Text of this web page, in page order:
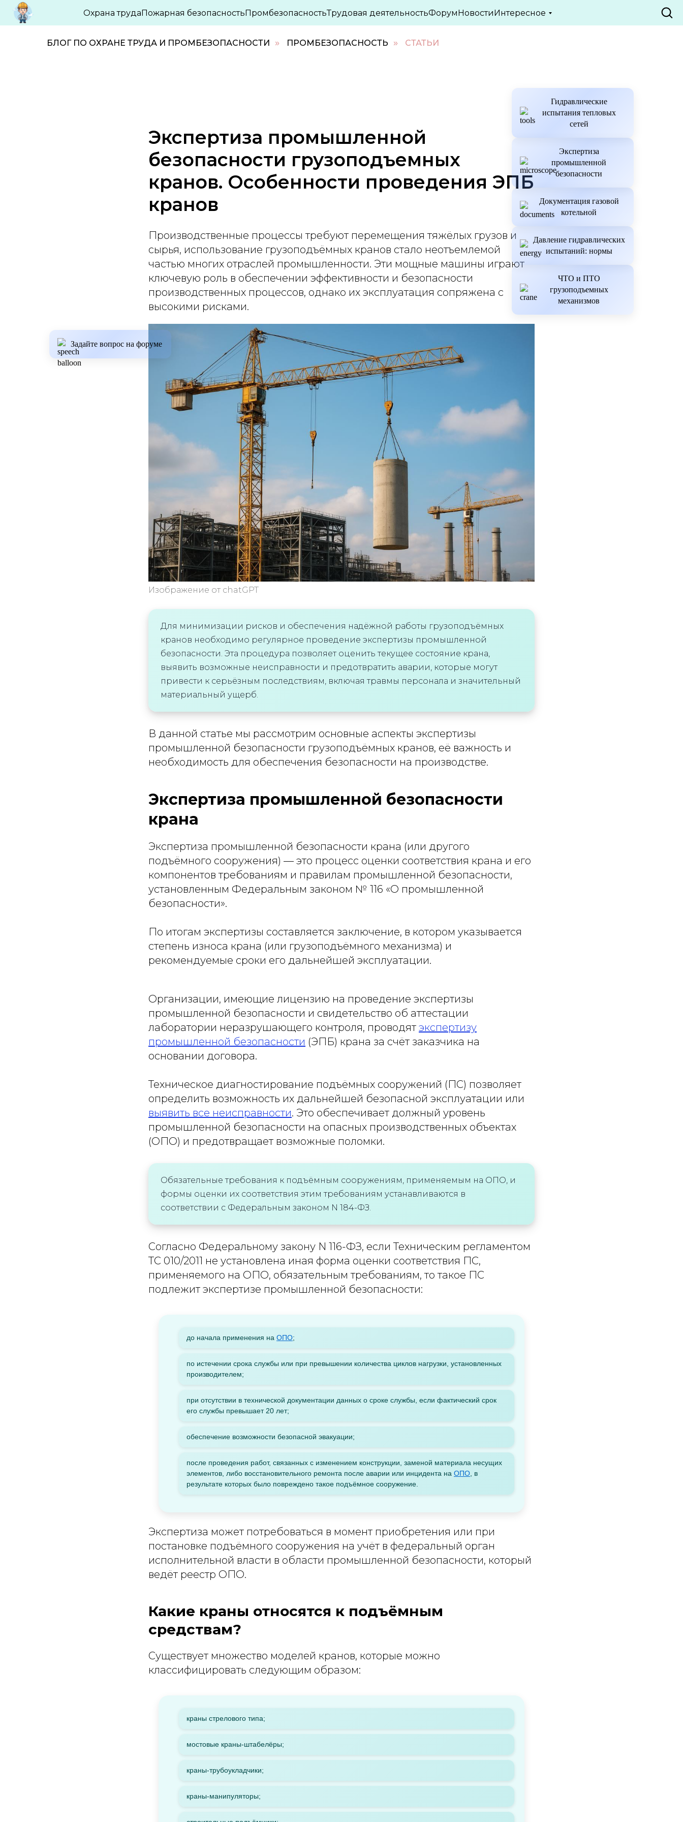
БЛОГ ПО ОХРАНЕ ТРУДА И ПРОМБЕЗОПАСНОСТИ » ПРОМБЕЗОПАСНОСТЬ » СТАТЬИ
Охрана трудаПожарная безопасностьПромбезопасностьТрудовая деятельностьФорумНовостиИнтересное
Экспертиза промышленной
безопасности грузоподъемных
кранов. Особенности проведения ЭПБ
кранов
Производственные процессы требуют перемещения тяжёлых грузов и
сырья, использование грузоподъёмных кранов стало неотъемлемой
частью многих отраслей промышленности. Эти мощные машины играют
ключевую роль в обеспечении эффективности и безопасности
производственных процессов, однако их эксплуатация сопряжена с
высокими рисками.
Изображение от chatGPT
Для минимизации рисков и обеспечения надёжной работы грузоподъёмных
кранов необходимо регулярное проведение экспертизы промышленной
безопасности. Эта процедура позволяет оценить текущее состояние крана,
выявить возможные неисправности и предотвратить аварии, которые могут
привести к серьёзным последствиям, включая травмы персонала и значительный
материальный ущерб.
В данной статье мы рассмотрим основные аспекты экспертизы
промышленной безопасности грузоподъёмных кранов, её важность и
необходимость для обеспечения безопасности на производстве.
Экспертиза промышленной безопасности
крана
Экспертиза промышленной безопасности крана (или другого
подъёмного сооружения) — это процесс оценки соответствия крана и его
компонентов требованиям и правилам промышленной безопасности,
установленным Федеральным законом № 116 «О промышленной
безопасности».
По итогам экспертизы составляется заключение, в котором указывается
степень износа крана (или грузоподъёмного механизма) и
рекомендуемые сроки его дальнейшей эксплуатации.
Организации, имеющие лицензию на проведение экспертизы
промышленной безопасности и свидетельство об аттестации
лаборатории неразрушающего контроля, проводят экспертизу
промышленной безопасности (ЭПБ) крана за счёт заказчика на
основании договора.
Техническое диагностирование подъёмных сооружений (ПС) позволяет
определить возможность их дальнейшей безопасной эксплуатации или
выявить все неисправности. Это обеспечивает должный уровень
промышленной безопасности на опасных производственных объектах
(ОПО) и предотвращает возможные поломки.
Обязательные требования к подъёмным сооружениям, применяемым на ОПО, и
формы оценки их соответствия этим требованиям устанавливаются в
соответствии с Федеральным законом N 184-ФЗ.
Согласно Федеральному закону N 116-ФЗ, если Техническим регламентом
ТС 010/2011 не установлена иная форма оценки соответствия ПС,
применяемого на ОПО, обязательным требованиям, то такое ПС
подлежит экспертизе промышленной безопасности:
до начала применения на ОПО;
по истечении срока службы или при превышении количества циклов нагрузки, установленных
производителем;
при отсутствии в технической документации данных о сроке службы, если фактический срок
его службы превышает 20 лет;
обеспечение возможности безопасной эвакуации;
после проведения работ, связанных с изменением конструкции, заменой материала несущих
элементов, либо восстановительного ремонта после аварии или инцидента на ОПО , в
результате которых было повреждено такое подъёмное сооружение.
Экспертиза может потребоваться в момент приобретения или при
постановке подъёмного сооружения на учёт в федеральный орган
исполнительной власти в области промышленной безопасности, который
ведёт реестр ОПО.
Какие краны относятся к подъёмным
средствам?
Существует множество моделей кранов, которые можно
классифицировать следующим образом:
краны стрелового типа;
мостовые краны-штабелёры;
краны-трубоукладчики;
краны-манипуляторы;
Гидравлические
испытания тепловых
сетей
Экспертиза
промышленной
безопасности
Документация газовой
котельной
Давление гидравлических
испытаний: нормы
ЧТО и ПТО
грузоподъемных
механизмов
Задайте вопрос на форуме